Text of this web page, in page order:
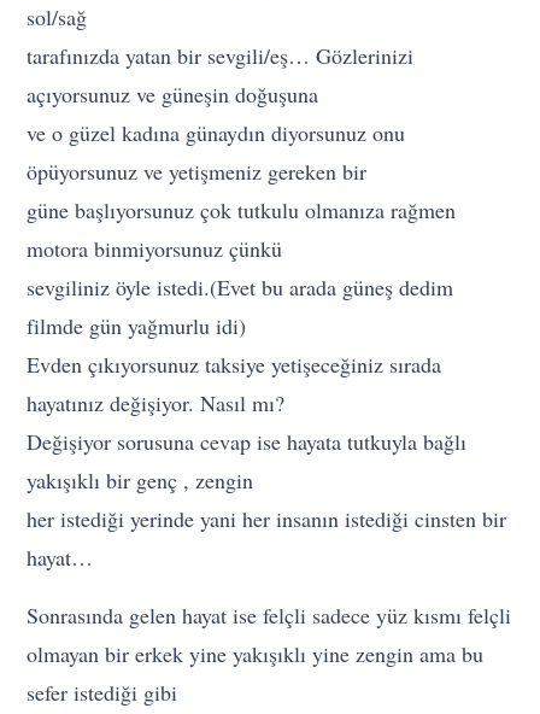
sol/sağ
tarafınızda yatan bir sevgili/eş… Gözlerinizi
açıyorsunuz ve güneşin doğuşuna
ve o güzel kadına günaydın diyorsunuz onu
öpüyorsunuz ve yetişmeniz gereken bir
güne başlıyorsunuz çok tutkulu olmanıza rağmen
motora binmiyorsunuz çünkü
sevgiliniz öyle istedi.(Evet bu arada güneş dedim
filmde gün yağmurlu idi)
Evden çıkıyorsunuz taksiye yetişeceğiniz sırada
hayatınız değişiyor. Nasıl mı?
Değişiyor sorusuna cevap ise hayata tutkuyla bağlı
yakışıklı bir genç , zengin
her istediği yerinde yani her insanın istediği cinsten bir
hayat…
Sonrasında gelen hayat ise felçli sadece yüz kısmı felçli
olmayan bir erkek yine yakışıklı yine zengin ama bu
sefer istediği gibi